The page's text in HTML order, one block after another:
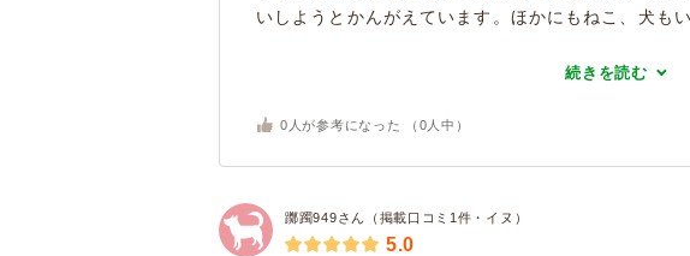
いしようとかんがえています。ほかにもねこ、犬も
続きを読む
0 人が参考になった （ 0 人中）
躑躅949さん（掲載口コミ1件・イヌ）
5.0